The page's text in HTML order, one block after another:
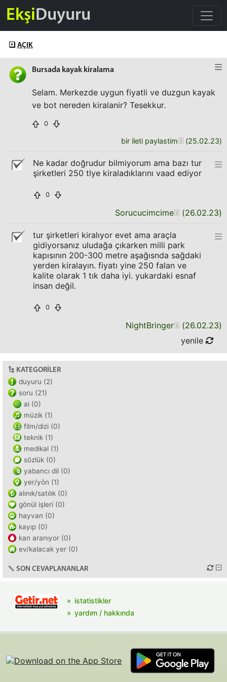
EkşiDuyuru
AÇIK
Bursada kayak kiralama
Selam. Merkezde uygun fiyatli ve duzgun kayak
ve bot nereden kiralanir? Tesekkur.
0
bir ileti paylastim (25.02.23)
Ne kadar doğrudur bilmiyorum ama bazı tur
şirketleri 250 tlye kiraladıklarını vaad ediyor
0
Sorucucimcime (26.02.23)
tur şirketleri kiralıyor evet ama araçla
gidiyorsanız uludağa çıkarken milli park
kapısının 200-300 metre aşağısnda sağdaki
yerden kiralayın. fiyatı yine 250 falan ve
kalite olarak 1 tık daha iyi. yukardaki esnaf
insan değil.
0
NightBringer (26.02.23)
yenile
KATEGORILER
duyuru (2)
soru (21)
ai (0)
müzik (1)
film/dizi (0)
teknik (1)
medikal (1)
sözlük (0)
yabancı dil (0)
yer/yön (1)
alınık/satılık (0)
gönül işleri (0)
hayvan (0)
kayıp (0)
kan aranıyor (0)
ev/kalacak yer (0)
SON CEVAPLANANLAR
istatistikler
yardım / hakkında